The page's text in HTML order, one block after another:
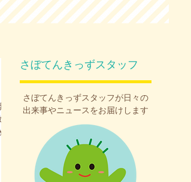
さぼてんきっずスタッフ
さぼてんきっずスタッフが日々の
出来事やニュースをお届けします